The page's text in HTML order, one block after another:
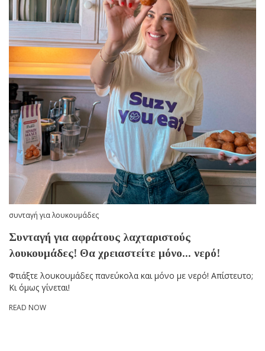
συνταγή για λουκουμάδες
Συνταγή για αφράτους λαχταριστούς
λουκουμάδες! Θα χρειαστείτε μόνο... νερό!
Φτιάξτε λουκουμάδες πανεύκολα και μόνο με νερό! Απίστευτο;
Κι όμως γίνεται!
READ NOW